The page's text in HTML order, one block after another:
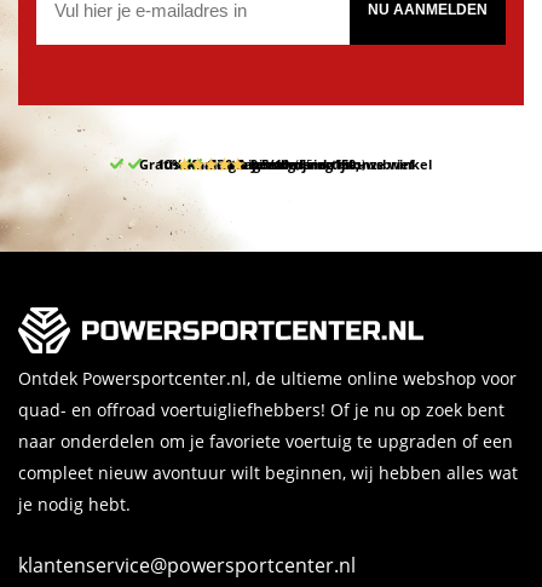
NU AANMELDEN
Gratis afhalen & retourneren in onze winkel
Gratis bezorgd v.a. 150,-
30 dagen bedenktijd
10% korting bij inschrijving nieuwsbrief
9.5/10 (65 reviews)
Ontdek Powersportcenter.nl, de ultieme online webshop voor
quad- en offroad voertuigliefhebbers! Of je nu op zoek bent
naar onderdelen om je favoriete voertuig te upgraden of een
compleet nieuw avontuur wilt beginnen, wij hebben alles wat
je nodig hebt.
klantenservice@powersportcenter.nl